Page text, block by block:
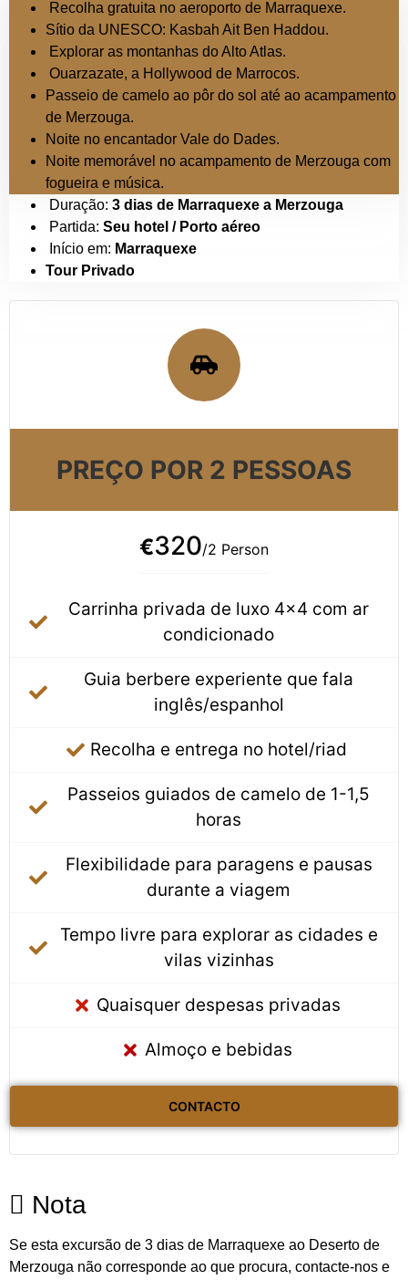
Recolha gratuita no aeroporto de Marraquexe.
Sítio da UNESCO: Kasbah Ait Ben Haddou.
Explorar as montanhas do Alto Atlas.
Ouarzazate, a Hollywood de Marrocos.
Passeio de camelo ao pôr do sol até ao acampamento
de Merzouga.
Noite no encantador Vale do Dades.
Noite memorável no acampamento de Merzouga com
fogueira e música.
Duração: 3 dias de Marraquexe a Merzouga
Partida: Seu hotel / Porto aéreo
Início em: Marraquexe
Tour Privado
PREÇO POR 2 PESSOAS
€320/2 Person
Carrinha privada de luxo 4×4 com ar
condicionado
Guia berbere experiente que fala
inglês/espanhol
Recolha e entrega no hotel/riad
Passeios guiados de camelo de 1-1,5
horas
Flexibilidade para paragens e pausas
durante a viagem
Tempo livre para explorar as cidades e
vilas vizinhas
Quaisquer despesas privadas
Almoço e bebidas
CONTACTO
Nota
Se esta excursão de 3 dias de Marraquexe ao Deserto de
Merzouga não corresponde ao que procura, contacte-nos e